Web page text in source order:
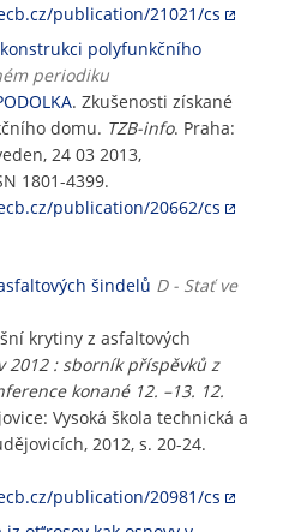
publication/21021/cs
polyfunkčního
periodiku
. Zkušenosti získané
domu. TZB-info. Praha:
24 03 2013,
1801-4399.
publication/20662/cs
šindelů D - Stať ve
krytiny z asfaltových
2012 : sborník příspěvků z
konané 12. –13. 12.
Vysoká škola technická a
2012, s. 20-24.
publication/20981/cs